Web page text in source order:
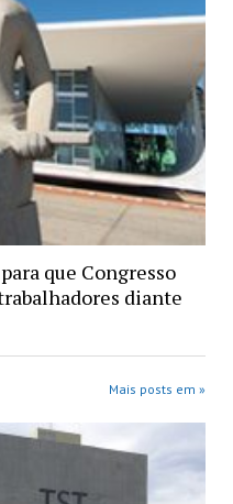
que Congresso
diante
Mais posts em »